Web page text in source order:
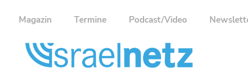
Magazin Termine Podcast/Video